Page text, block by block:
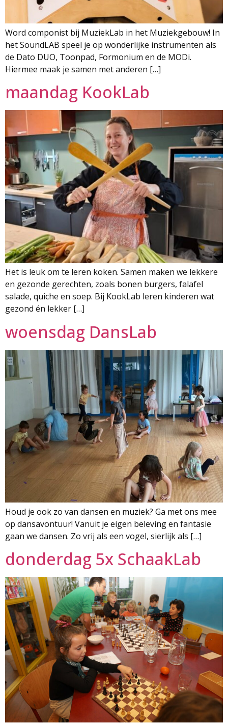
Word componist bij MuziekLab in het Muziekgebouw! In
het SoundLAB speel je op wonderlijke instrumenten als
de Dato DUO, Toonpad, Formonium en de MODi.
Hiermee maak je samen met anderen […]
maandag KookLab
Het is leuk om te leren koken. Samen maken we lekkere
en gezonde gerechten, zoals bonen burgers, falafel
salade, quiche en soep. Bij KookLab leren kinderen wat
gezond én lekker […]
woensdag DansLab
Houd je ook zo van dansen en muziek? Ga met ons mee
op dansavontuur! Vanuit je eigen beleving en fantasie
gaan we dansen. Zo vrij als een vogel, sierlijk als […]
donderdag 5x SchaakLab